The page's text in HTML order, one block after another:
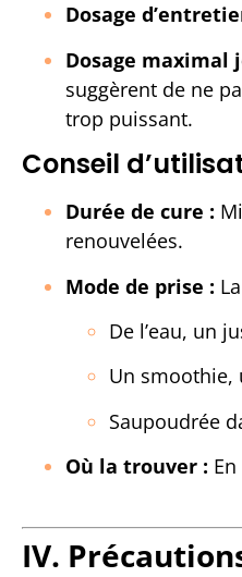
Dosage
Dosage maximal
suggèrent de ne
trop puissant.
Conseil
Durée de cure :
renouvelées.
Mode de prise :
De l’eau, un
Un smoothie,
Saupoudrée
Où la trouver :
IV.